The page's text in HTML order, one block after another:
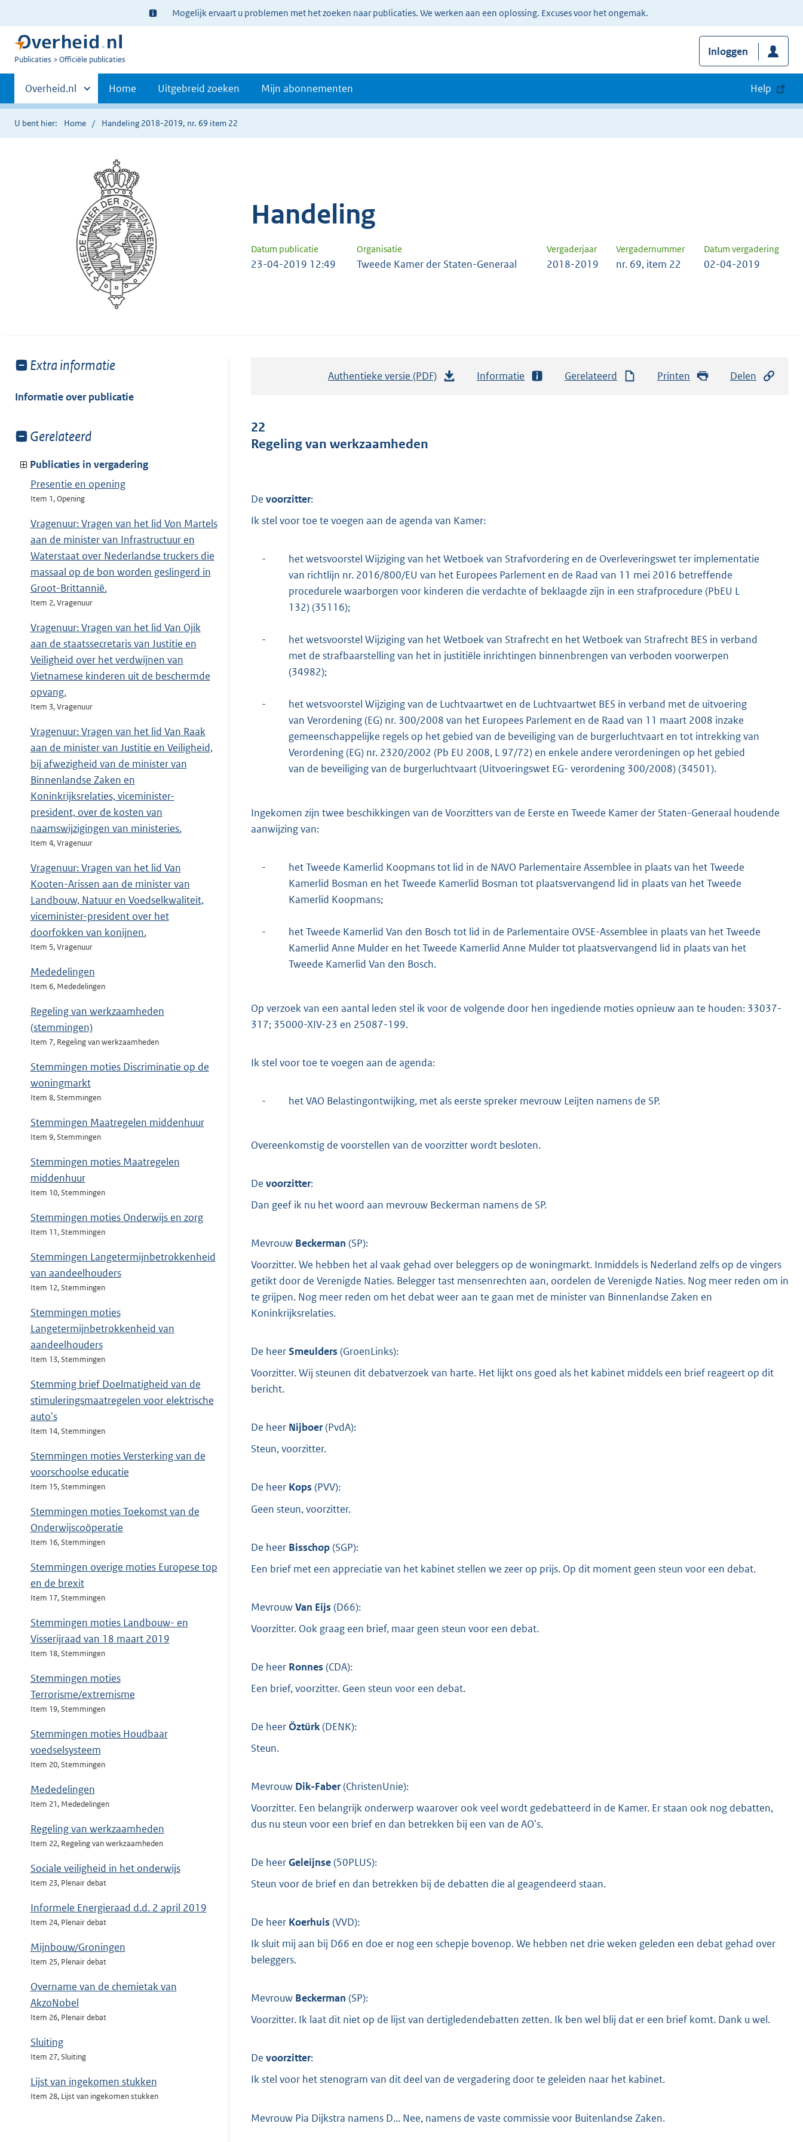
Ter
informatie:
Mogelijk ervaart u problemen met het zoeken naar publicaties. We werken aan een oplossing. Excuses voor het ongemak.
U
Publicaties Officiële publicaties
Inloggen
Primaire
navigatie
Andere
sites
binnen
Overheid.nl Home Uitgebreid zoeken Mijn abonnementen Help
U bent hier: Home Handeling 2018-2019, nr. 69 item 22
Handeling
Datum publicatie Organisatie Vergaderjaar Vergadernummer Datum vergadering
23-04-2019 12:49 Tweede Kamer der Staten-Generaal 2018-2019 nr. 69, item 22 02-04-2019
Toon
van:
Extra informatie
Informatie over publicatie
Toon
van:
Gerelateerd
Publicaties in vergadering
Presentie en opening
Item 1, Opening
Vragenuur: Vragen van het lid Von Martels
aan de minister van Infrastructuur en
Waterstaat over Nederlandse truckers die
massaal op de bon worden geslingerd in
Groot-Brittannië.
Item 2, Vragenuur
Vragenuur: Vragen van het lid Van Ojik
aan de staatssecretaris van Justitie en
Veiligheid over het verdwijnen van
Vietnamese kinderen uit de beschermde
opvang.
Item 3, Vragenuur
Vragenuur: Vragen van het lid Van Raak
aan de minister van Justitie en Veiligheid,
bij afwezigheid van de minister van
Binnenlandse Zaken en
Koninkrijksrelaties, viceminister-
president, over de kosten van
naamswijzigingen van ministeries.
Item 4, Vragenuur
Vragenuur: Vragen van het lid Van
Kooten-Arissen aan de minister van
Landbouw, Natuur en Voedselkwaliteit,
viceminister-president over het
doorfokken van konijnen.
Item 5, Vragenuur
Mededelingen
Item 6, Mededelingen
Regeling van werkzaamheden
(stemmingen)
Item 7, Regeling van werkzaamheden
Stemmingen moties Discriminatie op de
woningmarkt
Item 8, Stemmingen
Stemmingen Maatregelen middenhuur
Item 9, Stemmingen
Stemmingen moties Maatregelen
middenhuur
Item 10, Stemmingen
Stemmingen moties Onderwijs en zorg
Item 11, Stemmingen
Stemmingen Langetermijnbetrokkenheid
van aandeelhouders
Item 12, Stemmingen
Stemmingen moties
Langetermijnbetrokkenheid van
aandeelhouders
Item 13, Stemmingen
Stemming brief Doelmatigheid van de
stimuleringsmaatregelen voor elektrische
auto's
Item 14, Stemmingen
Stemmingen moties Versterking van de
voorschoolse educatie
Item 15, Stemmingen
Stemmingen moties Toekomst van de
Onderwijscoöperatie
Item 16, Stemmingen
Stemmingen overige moties Europese top
en de brexit
Item 17, Stemmingen
Stemmingen moties Landbouw- en
Visserijraad van 18 maart 2019
Item 18, Stemmingen
Stemmingen moties
Terrorisme/extremisme
Item 19, Stemmingen
Stemmingen moties Houdbaar
voedselsysteem
Item 20, Stemmingen
Mededelingen
Item 21, Mededelingen
Regeling van werkzaamheden
Item 22, Regeling van werkzaamheden
Sociale veiligheid in het onderwijs
Item 23, Plenair debat
Informele Energieraad d.d. 2 april 2019
Item 24, Plenair debat
Mijnbouw/Groningen
Item 25, Plenair debat
Overname van de chemietak van
AkzoNobel
Item 26, Plenair debat
Sluiting
Item 27, Sluiting
Lijst van ingekomen stukken
Item 28, Lijst van ingekomen stukken
Authentieke versie (PDF)
r
o
t
1
b
Informatie Gerelateerd Printen Delen
22
Regeling van werkzaamheden
De voorzitter:
Ik stel voor toe te voegen aan de agenda van Kamer:
-
het wetsvoorstel Wijziging van het Wetboek van Strafvordering en de Overleveringswet ter implementatie
van richtlijn nr. 2016/800/EU van het Europees Parlement en de Raad van 11 mei 2016 betreffende
procedurele waarborgen voor kinderen die verdachte of beklaagde zijn in een strafprocedure (PbEU L
132) (35116);
-
het wetsvoorstel Wijziging van het Wetboek van Strafrecht en het Wetboek van Strafrecht BES in verband
met de strafbaarstelling van het in justitiële inrichtingen binnenbrengen van verboden voorwerpen
(34982);
-
het wetsvoorstel Wijziging van de Luchtvaartwet en de Luchtvaartwet BES in verband met de uitvoering
van Verordening (EG) nr. 300/2008 van het Europees Parlement en de Raad van 11 maart 2008 inzake
gemeenschappelijke regels op het gebied van de beveiliging van de burgerluchtvaart en tot intrekking van
Verordening (EG) nr. 2320/2002 (Pb EU 2008, L 97/72) en enkele andere verordeningen op het gebied
van de beveiliging van de burgerluchtvaart (Uitvoeringswet EG- verordening 300/2008) (34501).
Ingekomen zijn twee beschikkingen van de Voorzitters van de Eerste en Tweede Kamer der Staten-Generaal houdende
aanwijzing van:
-
het Tweede Kamerlid Koopmans tot lid in de NAVO Parlementaire Assemblee in plaats van het Tweede
Kamerlid Bosman en het Tweede Kamerlid Bosman tot plaatsvervangend lid in plaats van het Tweede
Kamerlid Koopmans;
-
het Tweede Kamerlid Van den Bosch tot lid in de Parlementaire OVSE-Assemblee in plaats van het Tweede
Kamerlid Anne Mulder en het Tweede Kamerlid Anne Mulder tot plaatsvervangend lid in plaats van het
Tweede Kamerlid Van den Bosch.
Op verzoek van een aantal leden stel ik voor de volgende door hen ingediende moties opnieuw aan te houden: 33037-
317; 35000-XIV-23 en 25087-199.
Ik stel voor toe te voegen aan de agenda:
- het VAO Belastingontwijking, met als eerste spreker mevrouw Leijten namens de SP.
Overeenkomstig de voorstellen van de voorzitter wordt besloten.
De voorzitter:
Dan geef ik nu het woord aan mevrouw Beckerman namens de SP.
Mevrouw Beckerman (SP):
Voorzitter. We hebben het al vaak gehad over beleggers op de woningmarkt. Inmiddels is Nederland zelfs op de vingers
getikt door de Verenigde Naties. Belegger tast mensenrechten aan, oordelen de Verenigde Naties. Nog meer reden om in
te grijpen. Nog meer reden om het debat weer aan te gaan met de minister van Binnenlandse Zaken en
Koninkrijksrelaties.
De heerSmeulders (GroenLinks):
Voorzitter. Wij steunen dit debatverzoek van harte. Het lijkt ons goed als het kabinet middels een brief reageert op dit
bericht.
De heer Nijboer(PvdA):
Steun, voorzitter.
De heer Kops (PVV):
Geen steun, voorzitter.
De heer Bisschop(SGP):
Een brief met een appreciatie van het kabinet stellen we zeer op prijs. Op dit moment geen steun voor een debat.
MevrouwVan Eijs (D66):
Voorzitter. Ook graag een brief, maar geen steun voor een debat.
De heer Ronnes (CDA):
Een brief, voorzitter. Geen steun voor een debat.
De heerÖztürk(DENK):
Steun.
Mevrouw Dik-Faber(ChristenUnie):
Voorzitter. Een belangrijk onderwerp waarover ook veel wordt gedebatteerd in de Kamer. Er staan ook nog debatten,
dus nu steun voor een brief en dan betrekken bij een van de AO's.
De heerGeleijnse(50PLUS):
Steun voor de brief en dan betrekken bij de debatten die al geagendeerd staan.
De heer Koerhuis (VVD):
Ik sluit mij aan bij D66 en doe er nog een schepje bovenop. We hebben net drie weken geleden een debat gehad over
beleggers.
Mevrouw Beckerman (SP):
Voorzitter. Ik laat dit niet op de lijst van dertigledendebatten zetten. Ik ben wel blij dat er een brief komt. Dank u wel.
De voorzitter:
Ik stel voor het stenogram van dit deel van de vergadering door te geleiden naar het kabinet.
Mevrouw Pia Dijkstra namens D... Nee, namens de vaste commissie voor Buitenlandse Zaken.